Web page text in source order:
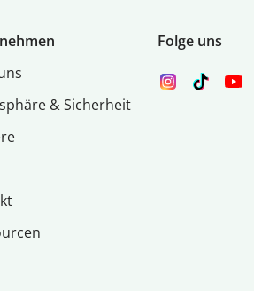
& Sicherheit
Folge uns